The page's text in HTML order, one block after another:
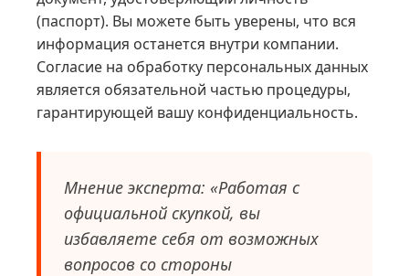
(паспорт). Вы можете быть уверены, что вся
информация останется внутри компании.
Согласие на обработку персональных данных
является обязательной частью процедуры,
гарантирующей вашу конфиденциальность.
Мнение эксперта: «Работая с
официальной скупкой, вы
избавляете себя от возможных
вопросов со стороны